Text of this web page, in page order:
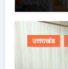
उत्तराखंड